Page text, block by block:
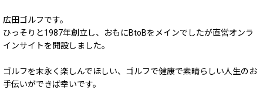
広田ゴルフです。
ひっそりと1987年創立し、おもにBtoBをメインでしたが直営オンラ
インサイトを開設しました。
ゴルフを末永く楽しんでほしい、ゴルフで健康で素晴らしい人生のお
手伝いができば幸いです。